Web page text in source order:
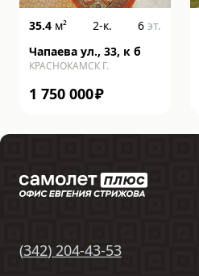
35.4 м² 2-к. 6 эт.
Чапаева ул., 33, к б
КРАСНОКАМСК Г.
1 750 000₽
(342) 204-43-53